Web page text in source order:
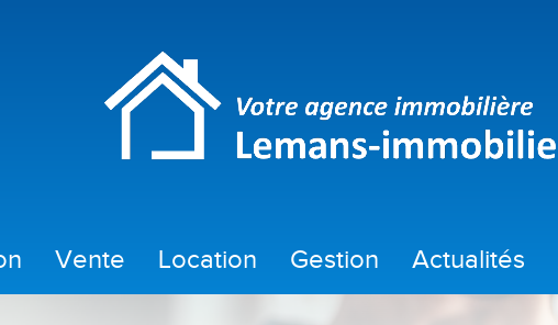
vente location gestion actualités